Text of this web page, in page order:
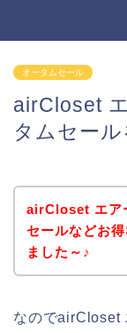
オータムセール
airCloset
タムセー
airCloset エア
セールなどお
ました～♪
なのでairCloset